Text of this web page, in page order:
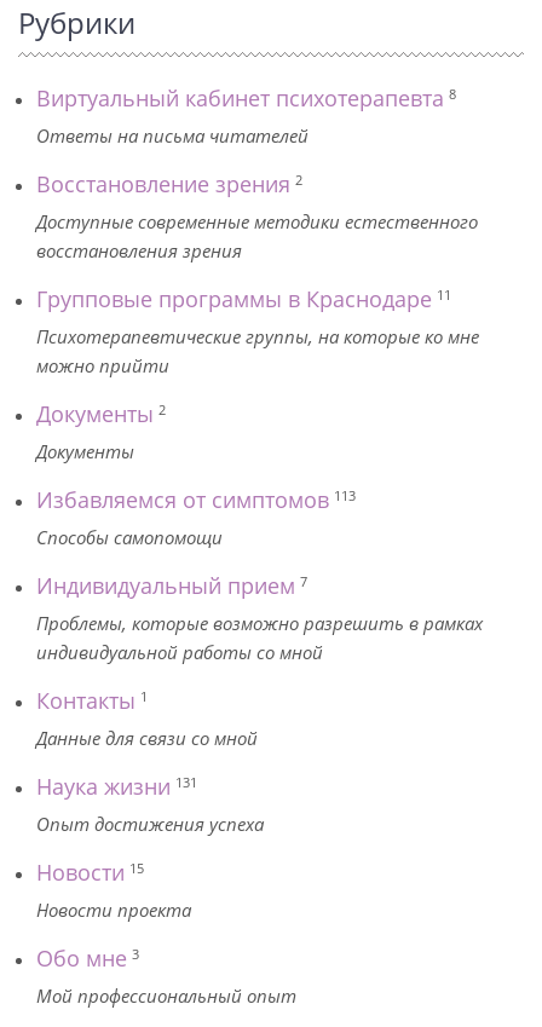
Рубрики
Виртуальный кабинет психотерапевта 8
Ответы на письма читателей
Восстановление зрения 2
Доступные современные методики естественного
восстановления зрения
Групповые программы в Краснодаре 11
Психотерапевтические группы, на которые ко мне
можно прийти
Документы 2
Документы
Избавляемся от симптомов 113
Способы самопомощи
Индивидуальный прием 7
Проблемы, которые возможно разрешить в рамках
индивидуальной работы со мной
Контакты 1
Данные для связи со мной
Наука жизни 131
Опыт достижения успеха
Новости 15
Новости проекта
Обо мне 3
Мой профессиональный опыт